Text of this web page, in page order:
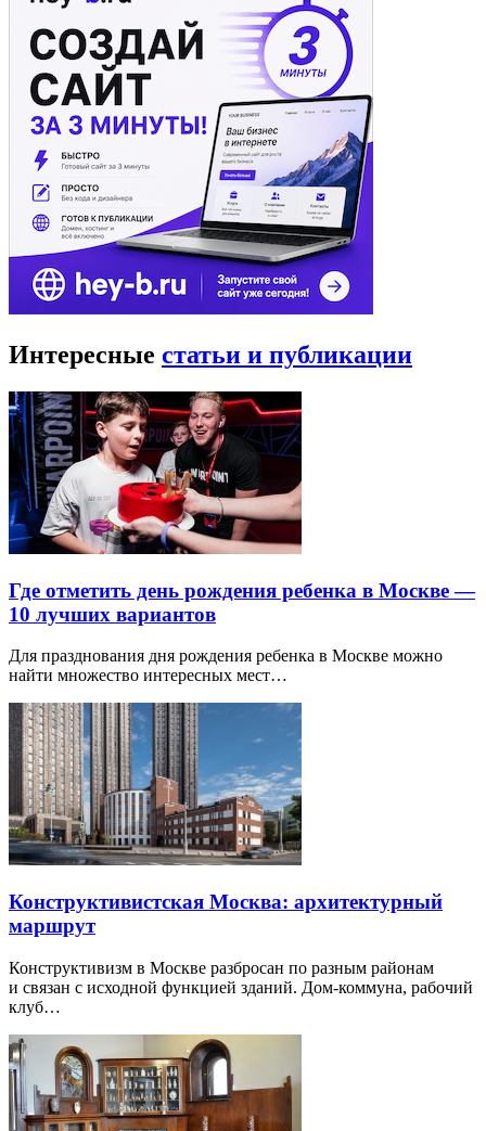
Интересные статьи и публикации
Где отметить день рождения ребенка в Москве —
10 лучших вариантов
Для празднования дня рождения ребенка в Москве можно
найти множество интересных мест…
Конструктивистская Москва: архитектурный
маршрут
Конструктивизм в Москве разбросан по разным районам
и связан с исходной функцией зданий. Дом-коммуна, рабочий
клуб…